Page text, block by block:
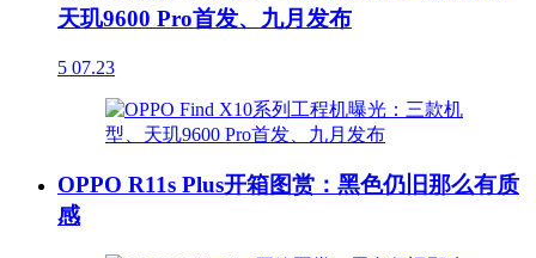
天玑9600 Pro首发、九月发布
5 07.23
OPPO R11s Plus开箱图赏：黑色仍旧那么有质
感